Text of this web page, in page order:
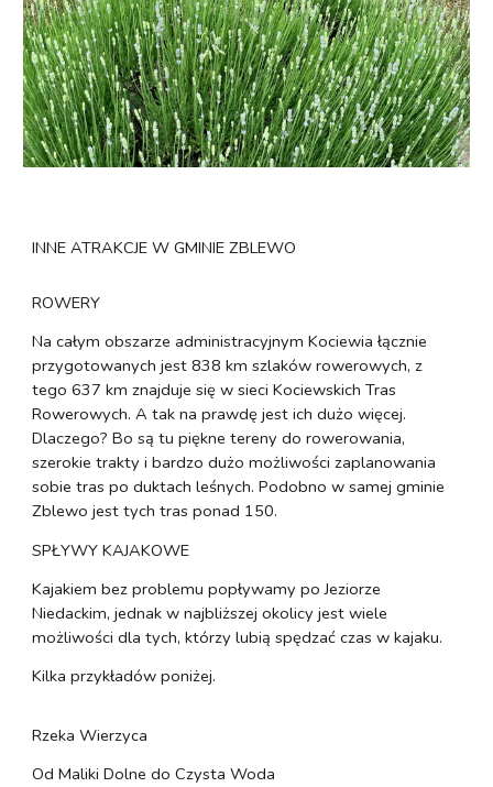
INNE ATRAKCJE W GMINIE ZBLEWO
ROWERY
Na całym obszarze administracyjnym Kociewia łącznie
przygotowanych jest 838 km szlaków rowerowych, z
tego 637 km znajduje się w sieci Kociewskich Tras
Rowerowych. A tak na prawdę jest ich dużo więcej.
Dlaczego? Bo są tu piękne tereny do rowerowania,
szerokie trakty i bardzo dużo możliwości zaplanowania
sobie tras po duktach leśnych. Podobno w samej gminie
Zblewo jest tych tras ponad 150.
SPŁYWY KAJAKOWE
Kajakiem bez problemu popływamy po Jeziorze
Niedackim, jednak w najbliższej okolicy jest wiele
możliwości dla tych, którzy lubią spędzać czas w kajaku.
Kilka przykładów poniżej.
Rzeka Wierzyca
Od Maliki Dolne do Czysta Woda